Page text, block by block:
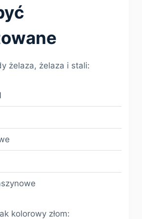
żelaza, żelaza i stali:
kolorowy złom: